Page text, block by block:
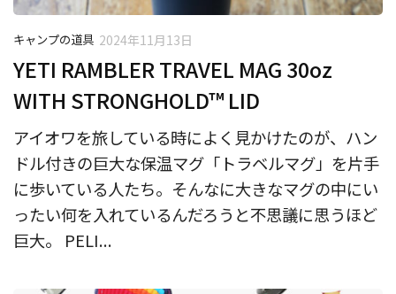
キャンプの道具 2024年11月13日
YETI RAMBLER TRAVEL MAG 30oz
WITH STRONGHOLD™ LID
アイオワを旅している時によく見かけたのが、ハン
ドル付きの巨大な保温マグ「トラベルマグ」を片手
に歩いている人たち。そんなに大きなマグの中にい
ったい何を入れているんだろうと不思議に思うほど
巨大。 PELI...